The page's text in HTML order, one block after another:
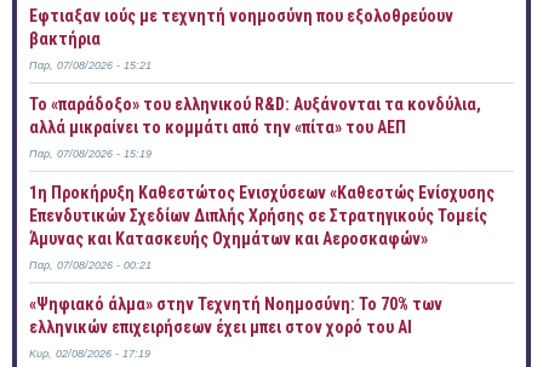
Έφτιαξαν ιούς με τεχνητή νοημοσύνη που εξολοθρεύουν
βακτήρια
Παρ, 07/08/2026 - 15:21
Το «παράδοξο» του ελληνικού R&D: Αυξάνονται τα κονδύλια,
αλλά μικραίνει το κομμάτι από την «πίτα» του ΑΕΠ
Παρ, 07/08/2026 - 15:19
1η Προκήρυξη Καθεστώτος Ενισχύσεων «Καθεστώς Ενίσχυσης
Επενδυτικών Σχεδίων Διπλής Χρήσης σε Στρατηγικούς Τομείς
Άμυνας και Κατασκευής Οχημάτων και Αεροσκαφών»
Παρ, 07/08/2026 - 00:21
«Ψηφιακό άλμα» στην Τεχνητή Νοημοσύνη: Το 70% των
ελληνικών επιχειρήσεων έχει μπει στον χορό του AI
Κυρ, 02/08/2026 - 17:19